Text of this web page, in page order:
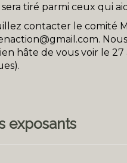
tiré parmi ceux qui
contacter le comité
.
hâte de vous voir le
exposants